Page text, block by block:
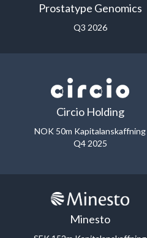
Prostatype Genomics
Q3 2026
Circio Holding
NOK 50m Kapitalanskaffning
Q4 2025
Minesto